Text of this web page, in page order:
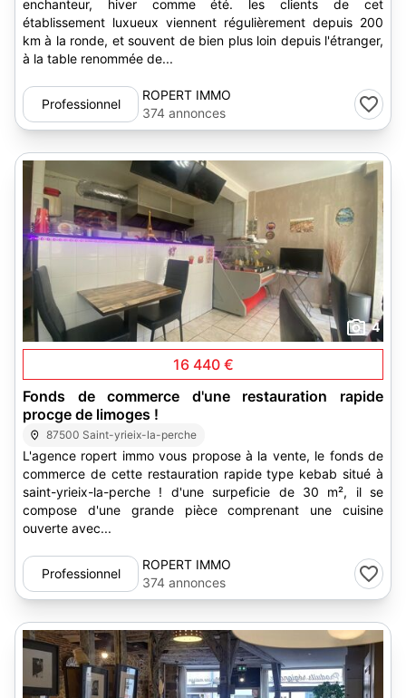
enchanteur, hiver comme été. les clients de cet
établissement luxueux viennent régulièrement depuis 200
km à la ronde, et souvent de bien plus loin depuis l'étranger,
à la table renommée de...
Professionnel
ROPERT IMMO
374 annonces
4
16 440 €
Fonds de commerce d'une restauration rapide
procge de limoges !
87500 Saint-yrieix-la-perche
L'agence ropert immo vous propose à la vente, le fonds de
commerce de cette restauration rapide type kebab situé à
saint-yrieix-la-perche ! d'une surpeficie de 30 m², il se
compose d'une grande pièce comprenant une cuisine
ouverte avec...
Professionnel
ROPERT IMMO
374 annonces